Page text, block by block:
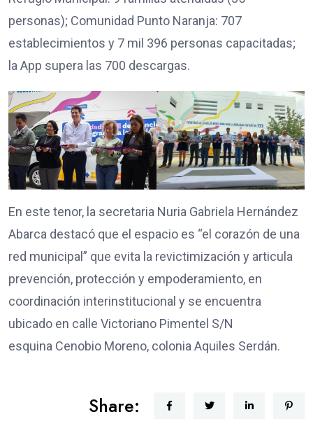
personas); Comunidad Punto Naranja: 707
establecimientos y 7 mil 396 personas capacitadas;
la App supera las 700 descargas.
En este tenor, la secretaria Nuria Gabriela Hernández
Abarca destacó que el espacio es “el corazón de una
red municipal” que evita la revictimización y articula
prevención, protección y empoderamiento, en
coordinación interinstitucional y se encuentra
ubicado en calle Victoriano Pimentel S/N
esquina Cenobio Moreno, colonia Aquiles Serdán.
Share: